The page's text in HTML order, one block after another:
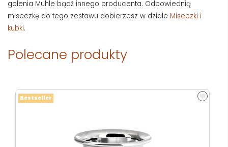
golenia Muhle bądź innego producenta. Odpowiednią
miseczkę do tego zestawu dobierzesz w dziale Miseczki i
kubki.
Polecane produkty
Bestseller